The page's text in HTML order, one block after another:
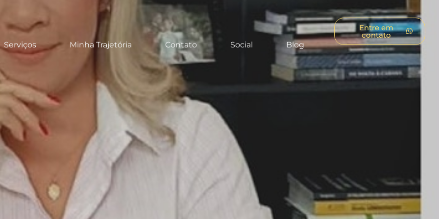
Serviços Minha Trajetória Contato Social Blog
Entre em
contato